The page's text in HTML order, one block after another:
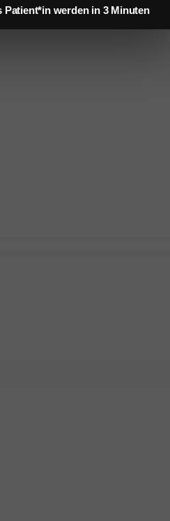
werden in 3 Minuten